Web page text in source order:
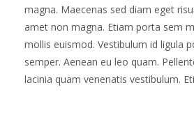
magna. Maecenas sed diam eget
amet non magna. Etiam porta sem
mollis euismod. Vestibulum id ligula
semper. Aenean eu leo quam.
lacinia quam venenatis vestibulum.